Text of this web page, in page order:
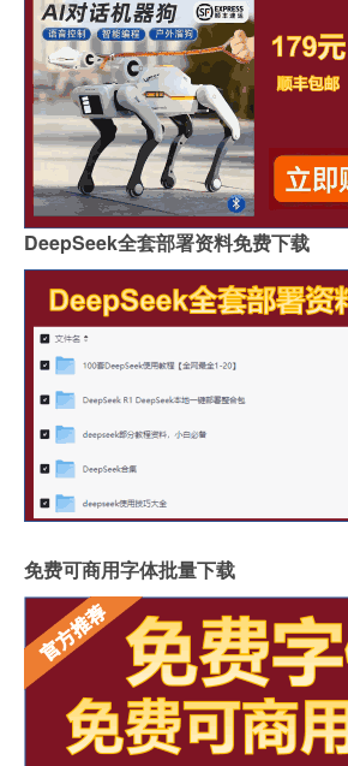
DeepSeek全套部署资料免费下载
免费可商用字体批量下载